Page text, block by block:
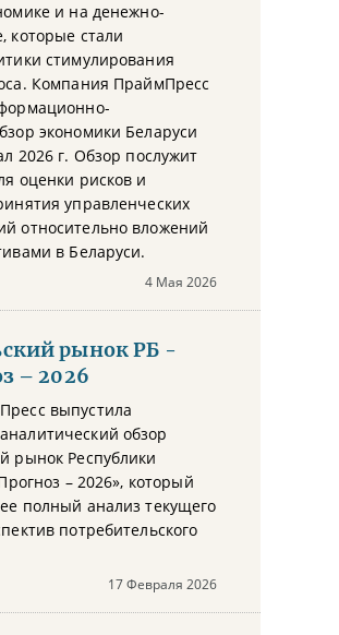
и на денежно-
которые стали
стимулирования
Компания ПраймПресс
экономики Беларуси
2026 г. Обзор послужит
оценки рисков и
управленческих
относительно вложений
в Беларуси.
4 Мая 2026
рынок РБ -
– 2026
выпустила
обзор
рынок Республики
– 2026», который
полный анализ текущего
потребительского
17 Февраля 2026